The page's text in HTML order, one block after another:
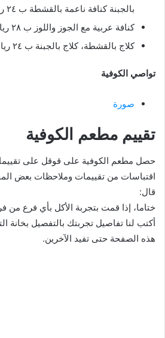
بالجبنة كنافة ناعمة بالقشطة ب ٢٤ ريال
كنافة عربية مع الجوز واللوز ب ٢٨ ريال
كلاج بالقشطة، كلاج بالجبنة ب ٢٤ ريال
تواصي الكوفية
صورة
تقييم مطعم الكوفية
حصل مطعم الكوفية على قوقل على
اقتباسات من تقييمات وملاحظات بعض
قال:
ختاما، إذا قمت بتجربة الأكل بأي فرع من
أكتب لنا تفاصيل تجربتك بالتفصيل بخانة
هذه الصفحة حتى تفيد الآخرين.